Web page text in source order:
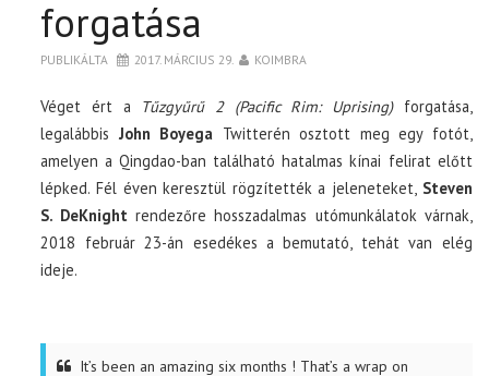
forgatása
PUBLIKÁLTA 2017. MÁRCIUS 29. KOIMBRA
Véget ért a Tűzgyűrű 2 (Pacific Rim: Uprising)forgatása,
legalábbis John Boyega Twitterén osztott meg egy fotót,
amelyen a Qingdao-ban található hatalmas kínai felirat előtt
lépked. Fél éven keresztül rögzítették a jeleneteket, Steven
S. DeKnight rendezőre hosszadalmas utómunkálatok várnak,
2018 február 23-án esedékes a bemutató, tehát van elég
ideje.
It’s been an amazing six months ! That’s a wrap on